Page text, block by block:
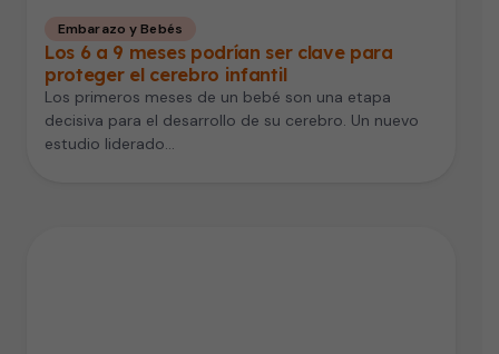
Embarazo y Bebés
Los 6 a 9 meses podrían ser clave para
proteger el cerebro infantil
Los primeros meses de un bebé son una etapa
decisiva para el desarrollo de su cerebro. Un nuevo
estudio liderado…